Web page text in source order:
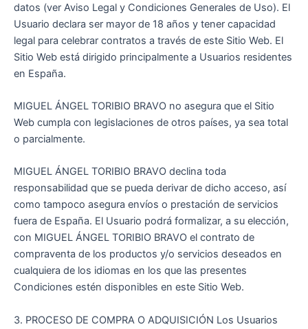
datos (ver Aviso Legal y Condiciones Generales de Uso). El
Usuario declara ser mayor de 18 años y tener capacidad
legal para celebrar contratos a través de este Sitio Web. El
Sitio Web está dirigido principalmente a Usuarios residentes
en España.
MIGUEL ÁNGEL TORIBIO BRAVO no asegura que el Sitio
Web cumpla con legislaciones de otros países, ya sea total
o parcialmente.
MIGUEL ÁNGEL TORIBIO BRAVO declina toda
responsabilidad que se pueda derivar de dicho acceso, así
como tampoco asegura envíos o prestación de servicios
fuera de España. El Usuario podrá formalizar, a su elección,
con MIGUEL ÁNGEL TORIBIO BRAVO el contrato de
compraventa de los productos y/o servicios deseados en
cualquiera de los idiomas en los que las presentes
Condiciones estén disponibles en este Sitio Web.
3. PROCESO DE COMPRA O ADQUISICIÓN Los Usuarios